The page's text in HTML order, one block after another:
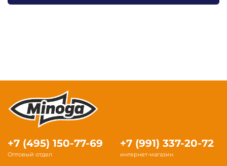
+7 (495) 150-77-69
Оптовый отдел
+7 (991) 337-20-72
интернет-магазин